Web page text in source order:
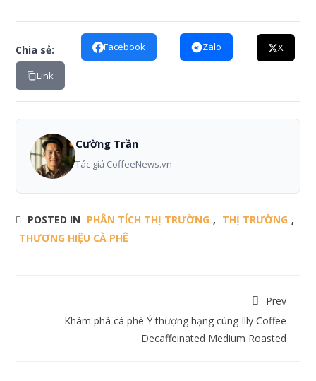
Chia sẻ: Facebook Zalo X
Link
Cường Trần
Tác giả CoffeeNews.vn
POSTED IN PHÂN TÍCH THỊ TRƯỜNG , THỊ TRƯỜNG ,
THƯƠNG HIỆU CÀ PHÊ
Prev
Khám phá cà phê Ý thượng hạng cùng Illy Coffee
Decaffeinated Medium Roasted